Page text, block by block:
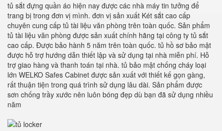
tủ sắt đựng quần áo hiện nay được các nhà máy tin tưởng để
trang bị trong đơn vị mình. đơn vị sản xuất Két sắt cao cấp
chuyên cung cấp tủ tài liệu văn phòng trên toàn quốc. Sản phẩm
tủ tài liệu văn phòng được sản xuất chính hãng tại công ty tủ sắt
cao cấp. Được bảo hành 5 năm trên toàn quốc. tủ hồ sơ bảo mật
được hỗ trợ hướng dẫn thiết lập và sử dụng tại nhà miễn phí. Hỗ
trợ giao hàng và thanh toán tại nhà. tủ bảo mật chống cháy loại
lớn WELKO Safes Cabinet được sản xuất với thiết kế gọn gàng,
rất thuận tiện trong quá trình sử dụng lâu dài. Sản phẩm được
sơn chống trầy xước nên luôn bóng đẹp dù bạn đã sử dụng nhiều
năm